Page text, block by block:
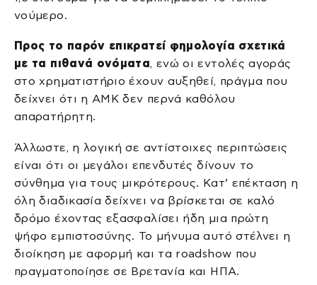
νούμερο.
Προς το παρόν επικρατεί φημολογία σχετικά
με τα πιθανά ονόματα, ενώ οι εντολές αγοράς
στο χρηματιστήριο έχουν αυξηθεί, πράγμα που
δείχνει ότι η ΑΜΚ δεν περνά καθόλου
απαρατήρητη.
Άλλωστε, η λογική σε αντίστοιχες περιπτώσεις
είναι ότι οι μεγάλοι επενδυτές δίνουν το
σύνθημα για τους μικρότερους. Κατ’ επέκταση η
όλη διαδικασία δείχνει να βρίσκεται σε καλό
δρόμο έχοντας εξασφαλίσει ήδη μια πρώτη
ψήφο εμπιστοσύνης. Το μήνυμα αυτό στέλνει η
διοίκηση με αφορμή και τα roadshow που
πραγματοποίησε σε Βρετανία και ΗΠΑ.